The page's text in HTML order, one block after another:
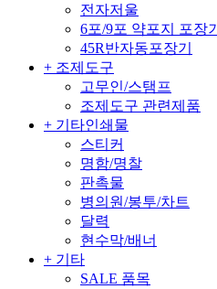
전자저울
6포/9포 약포지 포장기
45R반자동포장기
+ 조제도구
고무인/스탬프
조제도구 관련제품
+ 기타인쇄물
스티커
명함/명찰
판촉물
병의원/봉투/차트
달력
현수막/배너
+ 기타
SALE 품목